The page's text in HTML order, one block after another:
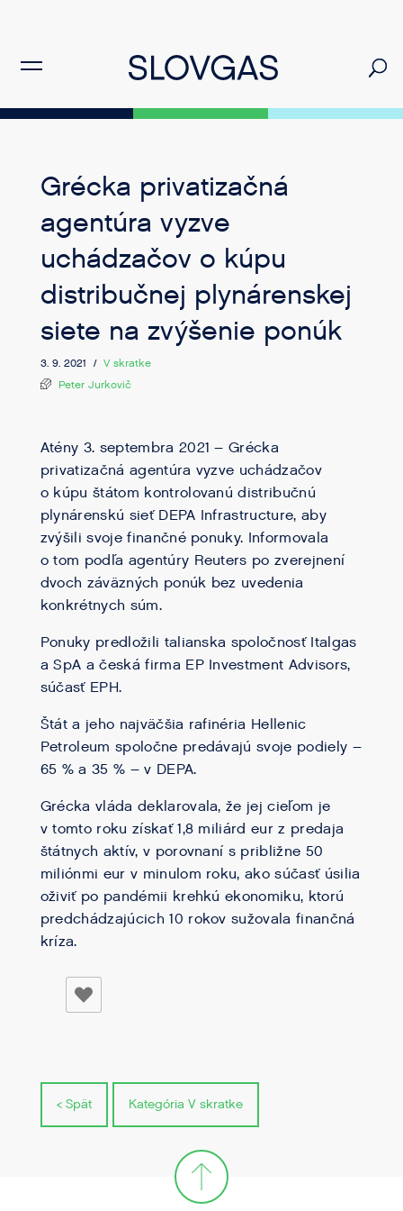
Grécka privatizačná
agentúra vyzve
uchádzačov o kúpu
distribučnej plynárenskej
siete na zvýšenie ponúk
3. 9. 2021 / V skratke
Peter Jurkovič
Atény 3. septembra 2021 – Grécka
privatizačná agentúra vyzve uchádzačov
o kúpu štátom kontrolovanú distribučnú
plynárenskú sieť DEPA Infrastructure, aby
zvýšili svoje finančné ponuky. Informovala
o tom podľa agentúry Reuters po zverejnení
dvoch záväzných ponúk bez uvedenia
konkrétnych súm.
Ponuky predložili talianska spoločnosť Italgas
a SpA a česká firma EP Investment Advisors,
súčasť EPH.
Štát a jeho najväčšia rafinéria Hellenic
Petroleum spoločne predávajú svoje podiely –
65 % a 35 % – v DEPA.
Grécka vláda deklarovala, že jej cieľom je
v tomto roku získať 1,8 miliárd eur z predaja
štátnych aktív, v porovnaní s približne 50
miliónmi eur v minulom roku, ako súčasť úsilia
oživiť po pandémii krehkú ekonomiku, ktorú
predchádzajúcich 10 rokov sužovala finančná
kríza.
< Spät Kategória V skratke